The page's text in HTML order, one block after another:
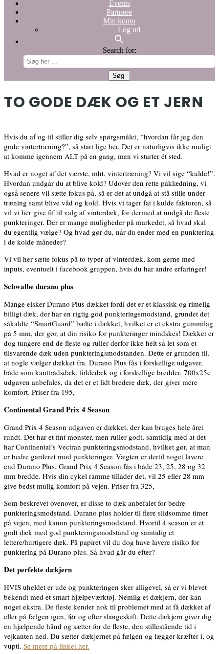
Events
Partnere
Min konto
Log ud
Search for:
TO GODE DÆK OG ET JERN
Hvis du af og til stiller dig selv spørgsmålet, “hvordan får jeg den
gode vintertræning?”, så start lige her. Det er naturligvis ikke muligt
at komme igennem ALT på en gang, men vi starter ét sted.
Hvad er noget af det værste, mht. vintertræning? Vi vil sige “kulde!”.
Hvordan undgår du at blive kold? Udover den rette påklædning, vi
også senere vil sætte fokus på, så er det at undgå at stå stille under
træning samt blive våd og kold. Hvis vi tager fat i kulde faktoren, så
vil vi her give fif til valg af vinterdæk, for dermed at undgå de fleste
punkteringer. Der er mange muligheder på markedet, så hvad skal
du egentlig vælge? Og hvad gør du, når du ender med en punktering
i de kolde måneder?
Vi vil her sætte fokus på to typer af vinterdæk, kom gerne med
inputs, eventuelt i facebook gruppen, hvis du har andre erfaringer!
Schwalbe durano plus
Mange elsker Durano Plus dækket fordi det er et klassisk og rimelig
billigt dæk, der har en rigtig god punkteringsmodstand, grundet det
såkaldte “SmartGuard” bælte i dækket, hvilket er et ekstra gummilag
på 5 mm, der gør, at din risiko for punkteringer mindskes! Dækket er
dog tungere end de fleste og ruller derfor ikke helt så let som et
tilsvarende dæk uden punkteringsmodstanden. Dette er grunden til,
at nogle vælger dækket fra. Durano Plus fås i forskellige udgaver,
både som kanttrådsdæk, foldedæk og i forskellige bredder. 700x25c
udgaven anbefales, da det er et lidt bredere dæk, der giver mere
komfort. Priser fra 195,-
Continental Grand Prix 4 Season
Grand Prix 4 Season udgaven er dækket, der kan bruges hele året
rundt. Det har et fint mønster, men ruller godt, samtidig med at det
har Continental’s Vectran punkteringsmodstand, hvilket gør, at man
er bedre garderet mod punkteringer. Vægten er dertil noget lavere
end Durano Plus. Grand Prix 4 Season fås i både 23, 25, 28 og 32
mm bredde. Hvis din cykel ramme tillader det, vil 25 eller 28 mm
give bedst mulig komfort på vejen. Priser fra 325,-
Som beskrevet ovenover, er disse to dæk anbefalet for bedre
punkteringsmodstand. Durano plus holder til flere slidsomme timer
på vejen, med kanon punkteringsmodstand. Hvortil 4 season er et
godt dæk med god punkteringsmodstand og samtidig et
lettere/hurtigere dæk. På papiret vil du dog have lavere risiko for
punktering på Durano plus. Så hvad går du efter?
Det perfekte dækjern
HVIS uheldet er ude og punkteringen sker alligevel, så er vi blevet
bekendt med et smart hjælpeværktøj. Nemlig et dækjern, der kan
noget ekstra. De fleste kender nok til problemet med at få dækket af
eller på fælgen igen, før og efter slangeskift. Dette dækjern giver dig
en hjælpende hånd og sætter for de fleste, den stillestående tid i
vejkanten ned. Du sætter dækjernet på fælgen og lægger kræfter i, og
vupti. Se mere på linket her.